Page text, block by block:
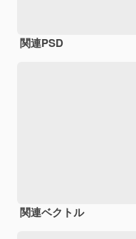
関連PSD
関連ベクトル